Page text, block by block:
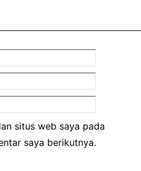
web
situs web saya pada
saya berikutnya.